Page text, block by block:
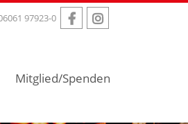
97923-0
Mitglied/Spenden